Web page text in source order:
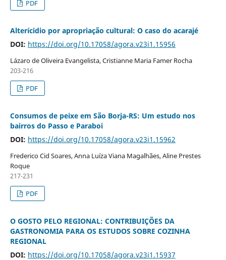
PDF
Alterícidio por apropriação cultural: O caso do acarajé
DOI: https://doi.org/10.17058/agora.v23i1.15956
Lázaro de Oliveira Evangelista, Cristianne Maria Famer Rocha
203-216
PDF
Consumos de peixe em São Borja-RS: Um estudo nos
bairros do Passo e Paraboi
DOI: https://doi.org/10.17058/agora.v23i1.15962
Frederico Cid Soares, Anna Luíza Viana Magalhães, Aline Prestes
Roque
217-231
PDF
O GOSTO PELO REGIONAL: CONTRIBUIÇÕES DA
GASTRONOMIA PARA OS ESTUDOS SOBRE COZINHA
REGIONAL
DOI: https://doi.org/10.17058/agora.v23i1.15937